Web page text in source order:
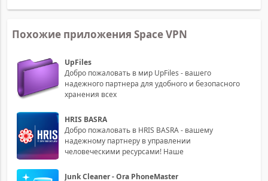
Похожие приложения Space VPN
UpFiles
Добро пожаловать в мир UpFiles - вашего
надежного партнера для удобного и безопасного
хранения всех
HRIS BASRA
Добро пожаловать в HRIS BASRA - вашему
надежному партнеру в управлении
человеческими ресурсами! Наше
Junk Cleaner - Ora PhoneMaster